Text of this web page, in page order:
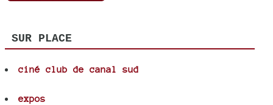
SUR PLACE
ciné club de canal sud
expos